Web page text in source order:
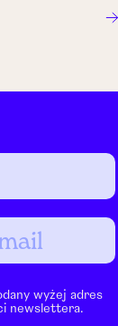
wyżej adres
newslettera.